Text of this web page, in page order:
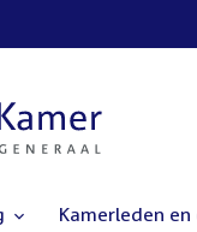
Kamerleden en